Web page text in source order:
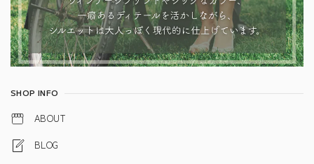
SHOP INFO
ABOUT
BLOG